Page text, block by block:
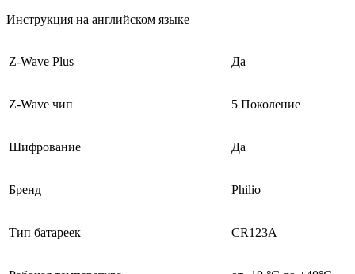
Инструкция на английском языке
Z-Wave Plus Да
Z-Wave чип 5 Поколение
Шифрование Да
Бренд Philio
Тип батареек CR123A